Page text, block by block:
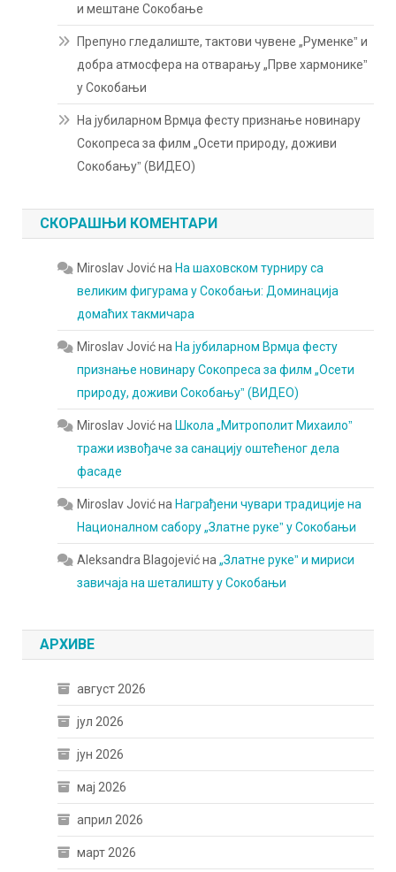
и мештане Сокобање
Препуно гледалиште, тактови чувене „Руменкеˮ и
добра атмосфера на отварању „Прве хармоникеˮ
у Сокобањи
На јубиларном Врмџа фесту признање новинару
Сокопреса за филм „Осети природу, доживи
Сокобањуˮ (ВИДЕО)
СКОРАШЊИ КОМЕНТАРИ
Miroslav Jovićна На шаховском турниру са
великим фигурама у Сокобањи: Доминација
домаћих такмичара
Miroslav Jovićна На јубиларном Врмџа фесту
признање новинару Сокопреса за филм „Осети
природу, доживи Сокобањуˮ (ВИДЕО)
Miroslav Jovićна Школа „Митрополит Михаилоˮ
тражи извођаче за санацију оштећеног дела
фасаде
Miroslav Jovićна Награђени чувари традиције на
Националном сабору „Златне рукеˮ у Сокобањи
Aleksandra Blagojevićна„Златне рукеˮ и мириси
завичаја на шеталишту у Сокобањи
АРХИВЕ
август 2026
јул 2026
јун 2026
мај 2026
април 2026
март 2026